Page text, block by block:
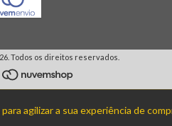
para agilizar a sua experiência de
Todos os direitos reservados.